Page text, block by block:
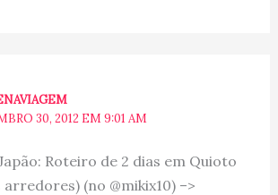
30, 2012 EM 9:01 AM
Roteiro de 2 dias em Quioto
(no @mikix10) –>